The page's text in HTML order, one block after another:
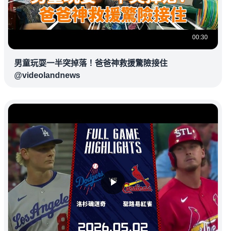
00:30
男童玩耍一半突掉落！爸爸神救援驚險接住
@videolandnews